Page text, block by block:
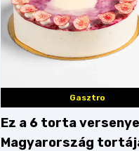
Gasztro
Ez a 6 torta
Magyarország